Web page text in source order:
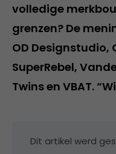
volledige
grenzen? De
OD Designstudio,
SuperRebel,
Twins en VBAT.
Dit artikel werd